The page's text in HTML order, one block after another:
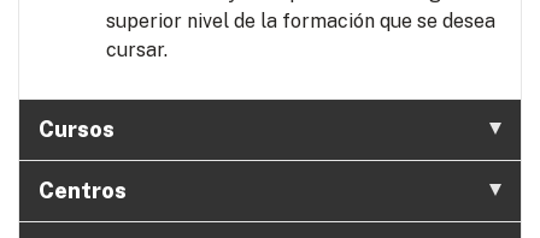
superior nivel de la formación que se desea
cursar.
Cursos
Centros